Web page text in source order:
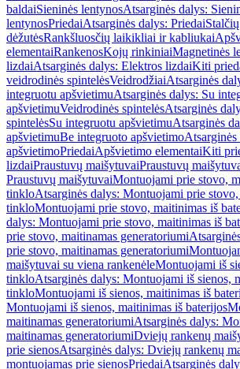
baldaiSieninės lentynosAtsarginės dalys:
lentynosPriedaiAtsarginės dalys: Priedai
dėžutėsRankšluosčių laikikliai ir kabliukai
elementaiRankenosKojų rinkiniaiMagnetinės
lizdaiAtsarginės dalys: Elektros lizdaiKiti
veidrodinės spintelėsVeidrodžiaiAtsarginės
integruotu apšvietimuAtsarginės dalys: Su
apšvietimuVeidrodinės spintelėsAtsarginės
spintelėsSu integruotu apšvietimuAtsarginės
apšvietimuBe integruoto apšvietimo
apšvietimoPriedaiApšvietimo elementaiKiti
lizdaiPraustuvų maišytuvaiPraustuvų
Praustuvų maišytuvaiMontuojami prie stovo,
tinkloAtsarginės dalys: Montuojami prie
tinkloMontuojami prie stovo, maitinimas iš
dalys: Montuojami prie stovo, maitinimas iš
prie stovo, maitinamas generatoriumi
prie stovo, maitinamas generatoriumi
maišytuvai su viena rankenėleMontuojami iš
tinkloAtsarginės dalys: Montuojami iš sienos,
tinkloMontuojami iš sienos, maitinimas iš
Montuojami iš sienos, maitinimas iš baterijos
maitinamas generatoriumiAtsarginės dalys:
maitinamas generatoriumiDviejų rankenų
prie sienosAtsarginės dalys: Dviejų rankenų
montuojamas prie sienosPriedaiAtsarginės